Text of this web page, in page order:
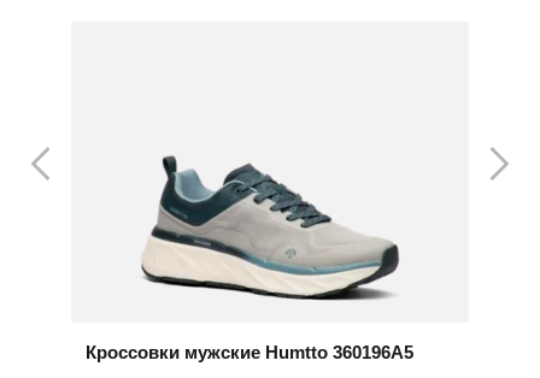
Кроссовки мужские Humtto 360196A5